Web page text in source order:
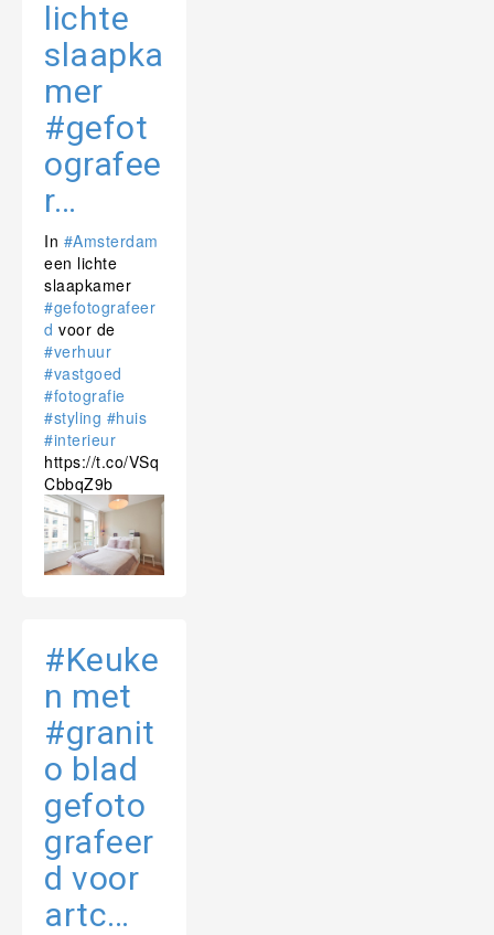
lichte
slaapka
mer
#gefot
ografee
r…
In #Amsterdam
een lichte
slaapkamer
#gefotografeer
d voor de
#verhuur
#vastgoed
#fotografie
#styling #huis
#interieur
https://t.co/VSq
CbbqZ9b
#Keuke
n met
#granit
o blad
gefoto
grafeer
d voor
artc…